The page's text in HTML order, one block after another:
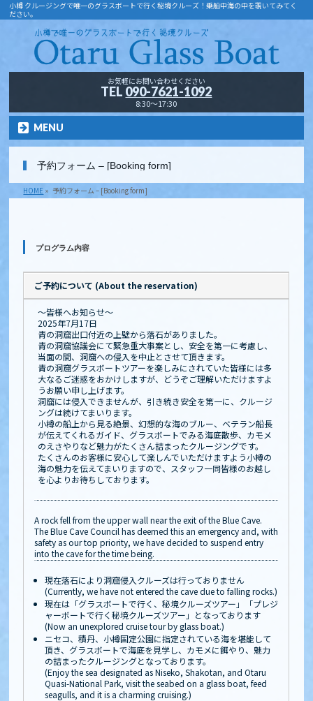
小樽 クルージングで唯一のグラスボートで行く秘境クルーズ！乗船中海の中を覗いてみてく
ださい。
お気軽にお問い合わせください
TEL 090-7621-1092
8:30～17:30
MENU
予約フォーム – [Booking form]
HOME » 予約フォーム – [Booking form]
プログラム内容
ご予約について (About the reservation)
～皆様へお知らせ～
2025年7月17日
青の洞窟出口付近の上壁から落石がありました。
青の洞窟協議会にて緊急重大事案とし、安全を第一に考慮し、
当面の間、洞窟への侵入を中止とさせて頂きます。
青の洞窟グラスボートツアーを楽しみにされていた皆様には多
大なるご迷惑をおかけしますが、どうぞご理解いただけますよ
うお願い申し上げます。
洞窟には侵入できませんが、引き続き安全を第一に、クルージ
ングは続けてまいります。
小樽の船上から見る絶景、幻想的な海のブルー、ベテラン船長
が伝えてくれるガイド、グラスボートでみる海底散歩、カモメ
のえさやりなど魅力がたくさん詰まったクルージングです。
たくさんのお客様に安心して楽しんでいただけますよう小樽の
海の魅力を伝えてまいりますので、スタッフ一同皆様のお越し
を心よりお待ちしております。
A rock fell from the upper wall near the exit of the Blue Cave.
The Blue Cave Council has deemed this an emergency and, with
safety as our top priority, we have decided to suspend entry
into the cave for the time being.
現在落石により洞窟侵入クルーズは行っておりません
(Currently, we have not entered the cave due to falling rocks.)
現在は「グラスボートで行く、秘境クルーズツアー」「プレジ
ャーボートで行く秘境クルーズツアー」となっております
(Now an unexplored cruise tour by glass boat.)
ニセコ、積丹、小樽国定公園に指定されている海を堪能して
頂き、グラスボートで海底を見学し、カモメに餌やり、魅力
の詰まったクルージングとなっております。
(Enjoy the sea designated as Niseko, Shakotan, and Otaru
Quasi-National Park, visit the seabed on a glass boat, feed
seagulls, and it is a charming cruising.)